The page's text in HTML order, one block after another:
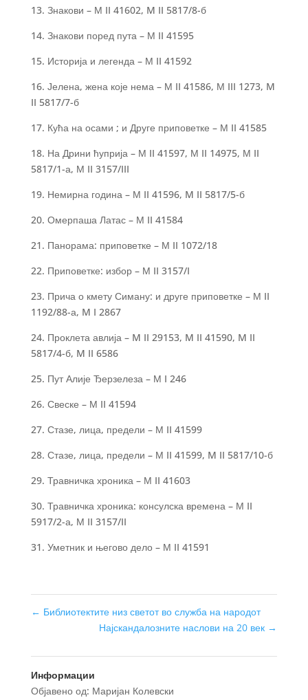
13. Знакови – М II 41602, M II 5817/8-б
14. Знакови поред пута – М II 41595
15. Историја и легенда – М II 41592
16. Јелена, жена које нема – М II 41586, М III 1273, M
II 5817/7-б
17. Кућа на осами ; и Друге приповетке – М II 41585
18. На Дрини ћуприја – М II 41597, М II 14975, М II
5817/1-а, М II 3157/III
19. Немирна година – М II 41596, M II 5817/5-б
20. Омерпаша Латас – М II 41584
21. Панорама: приповетке – М II 1072/18
22. Приповетке: избор – М II 3157/I
23. Прича о кмету Симану: и друге приповетке – М II
1192/88-а, M I 2867
24. Проклета авлија – M II 29153, M II 41590, M II
5817/4-б, M II 6586
25. Пут Алије Ђерзелеза – М I 246
26. Свеске – М II 41594
27. Стазе, лица, предели – М II 41599
28. Стазе, лица, предели – М II 41599, M II 5817/10-б
29. Травничка хроника – М II 41603
30. Травничка хроника: консулска времена – М II
5917/2-а, М II 3157/II
31. Уметник и његово дело – М II 41591
← Библиотектите низ светот во служба на народот
Најскандалозните наслови на 20 век →
Информации
Објавено од: Маријан Колевски